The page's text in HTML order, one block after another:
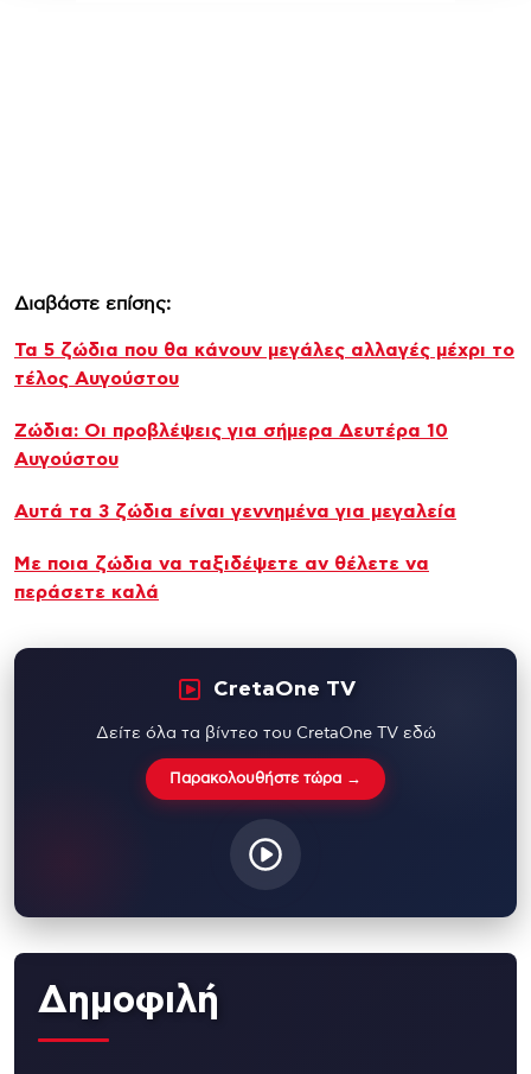
Διαβάστε επίσης:
Τα 5 ζώδια που θα κάνουν μεγάλες αλλαγές μέχρι το
τέλος Αυγούστου
Ζώδια: Οι προβλέψεις για σήμερα Δευτέρα 10
Αυγούστου
Αυτά τα 3 ζώδια είναι γεννημένα για μεγαλεία
Με ποια ζώδια να ταξιδέψετε αν θέλετε να
περάσετε καλά
CretaOne TV
Δείτε όλα τα βίντεο του CretaOne TV εδώ
Παρακολουθήστε τώρα →
Δημοφιλή